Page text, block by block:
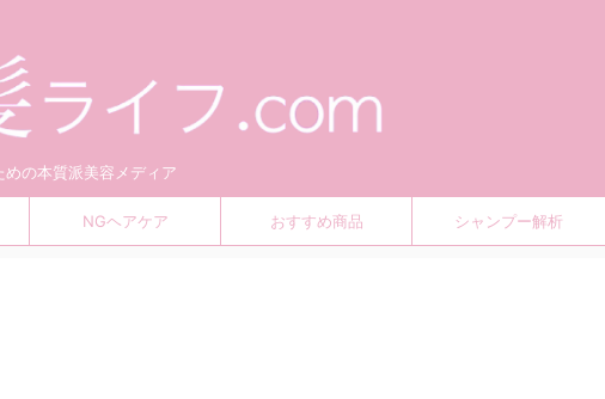
の本質派美容メディア
NGヘアケア おすすめ商品 シャンプー解析